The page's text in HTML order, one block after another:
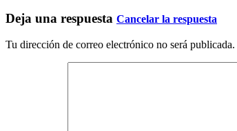
Deja una respuesta Cancelar la respuesta
Tu dirección de correo electrónico no será publicada.